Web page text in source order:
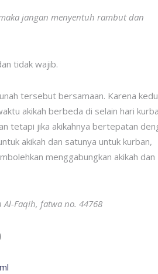
jangan menyentuh rambut dan
tidak wajib.
tersebut bersamaan. Karena
akikah berbeda di selain hari
tetapi jika akikahnya bertepatan
akikah dan satunya untuk kurban,
menggabungkan akikah dan
Faqih, fatwa no. 44768